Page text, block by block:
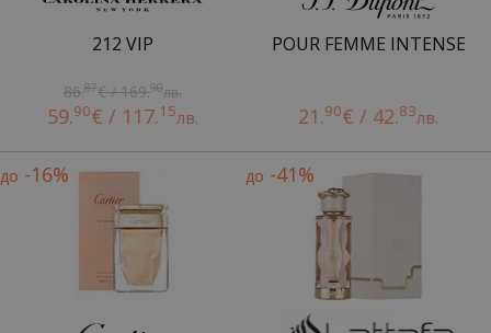
212 VIP
86.87€ / 169.90лв.
59.90€ / 117.15лв.
POUR FEMME INTENSE
21.90€ / 42.83лв.
до -16% до -41%